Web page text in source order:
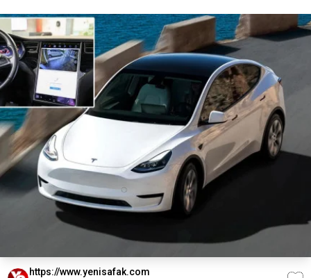
https://www.yenisafak.com